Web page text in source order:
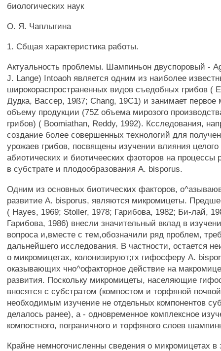
биологических наук
О. Я. Чаплыгина
1. Сбщая характеристика работы.
Актуальность проблемы. Шампиньон двуспоровый -
J. Lange) Intoaoh является одним из наиболее
широкораспространенных видов съедобных грибов (
Дудка, Вассер, 19ß7; Chang, 19С1) и занимает первое
объему продукции (75Z объема мирозого
грибов) ( Boomiathan, Reddy, 1992). Ксследования,
создание более совершенных технологий для
урожаев грибов, посвящены изучении влияния целого
абиотических и биотичееских фзоторов на процессы
в субстрате и плодообразования A. bisporus.
Одним из основных биотических факторов,
развитие A. bisporus, являются микромицеты.
( Hayes, 1969; Stoller, 1978; Гарибова, 1982; Би-лай,
Гарибова, 1986) внесли значительный вклад в
вопроса и,вместе с тем,обозначили ряд проблем,
дальнейшего исследования. В частности, остается
о микромицетах, колонизируют;гх гифосферу А.
оказывающих чно^офакторное действие на
развития. Поскольку микромицеты, населяющие
вносятся с субстратом (компостом и торфяной
необходимым изучение не отдельных компонентов
делалось ранее), а - одновременное комплексное
компостного, пограничного и торфяного слоев
Крайне немногочисленны сведения о микромицетах в